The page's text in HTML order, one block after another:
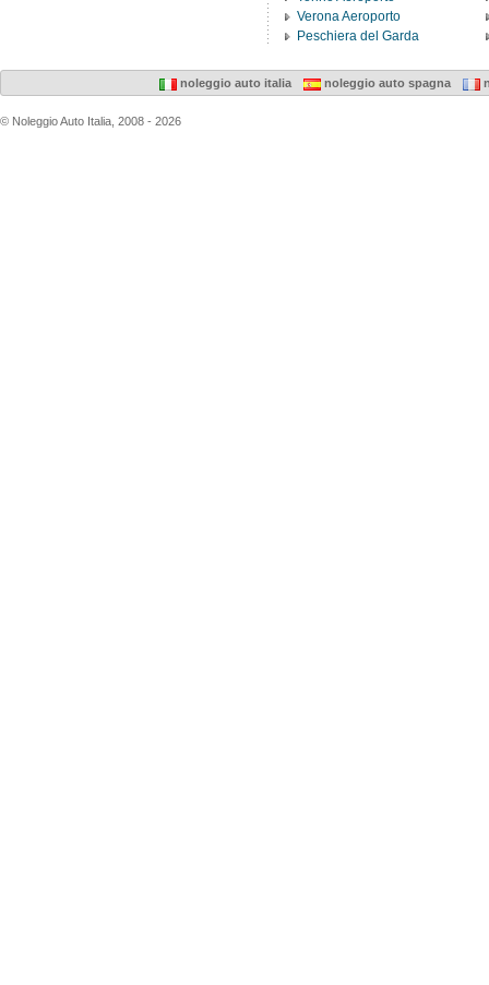
Verona Aeroporto
Peschiera del Garda
noleggio auto italia noleggio auto spagna
© Noleggio Auto Italia, 2008 - 2026